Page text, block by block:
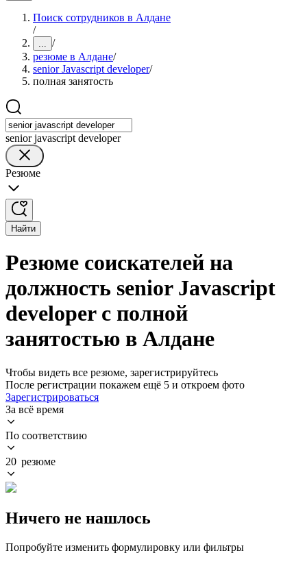
Поиск сотрудников в Алдане
/
... /
резюме в Алдане/
senior Javascript developer/
полная занятость
senior javascript developer
Резюме
Найти
Резюме соискателей на
должность senior Javascript
developer с полной
занятостью в Алдане
Чтобы видеть все резюме, зарегистрируйтесь
После регистрации покажем ещё 5 и откроем фото
Зарегистрироваться
За всё время
По соответствию
20 резюме
Ничего не нашлось
Попробуйте изменить формулировку или фильтры